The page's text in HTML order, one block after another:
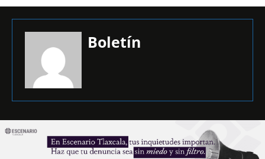
Boletín